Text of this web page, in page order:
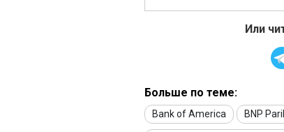
Или
Больше по теме:
Bank of America BNP